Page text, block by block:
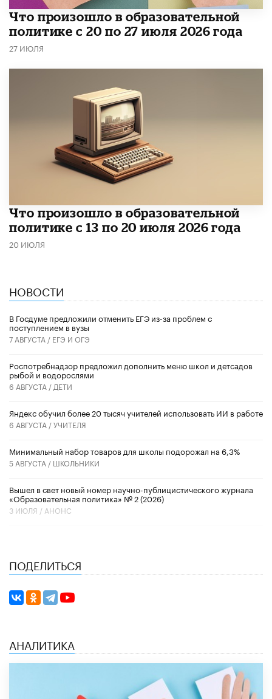
​Что произошло в образовательной
политике с 20 по 27 июля 2026 года
27 ИЮЛЯ
Что произошло в образовательной
политике с 13 по 20 июля 2026 года
20 ИЮЛЯ
НОВОСТИ
В Госдуме предложили отменить ЕГЭ из-за проблем с
поступлением в вузы
7 АВГУСТА / ЕГЭ И ОГЭ
Роспотребнадзор предложил дополнить меню школ и детсадов
рыбой и водорослями
6 АВГУСТА / ДЕТИ
​Яндекс обучил более 20 тысяч учителей использовать ИИ в работе
6 АВГУСТА /УЧИТЕЛЯ
Минимальный набор товаров для школы подорожал на 6,3%
5 АВГУСТА / ШКОЛЬНИКИ
Вышел в свет новый номер научно-публицистического журнала
«Образовательная политика» № 2 (2026)
3 ИЮЛЯ / АНОНС
ПОДЕЛИТЬСЯ
АНАЛИТИКА